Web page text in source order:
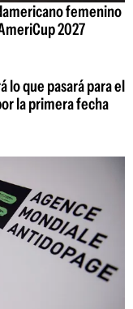
femenino
2027
lo que pasará para el
la primera fecha